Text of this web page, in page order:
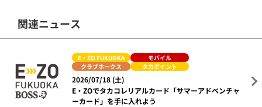
関連ニュース
E・ZO FUKUOKA
モバイル
クラブホークス
タカポイント
2026/07/18 (土)
E・ZOでタカコレリアルカード「サマーアドベンチャ
ーカード」を手に入れよう